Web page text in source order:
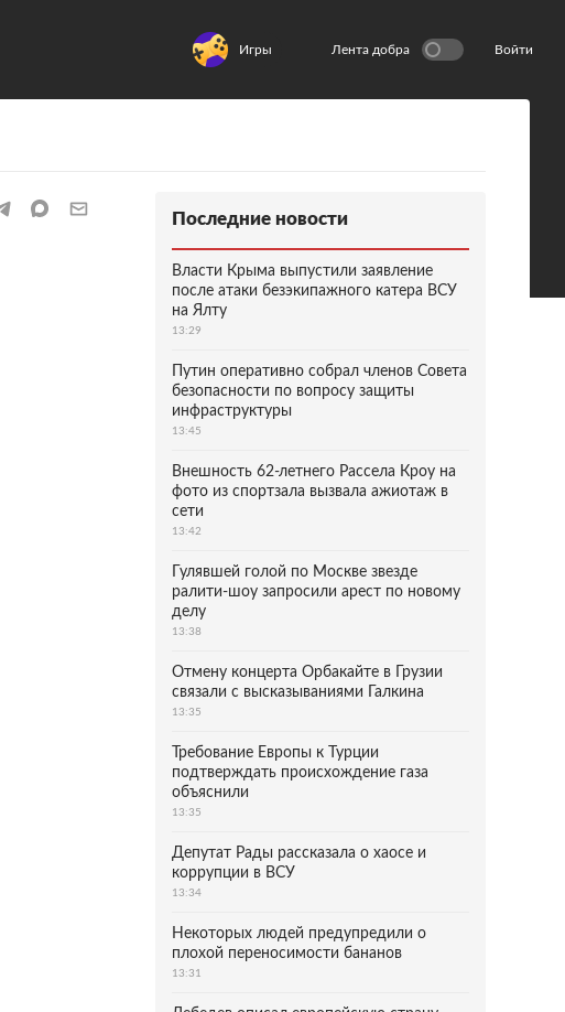
Игры Лента добра Войти
Последние новости
Власти Крыма выпустили заявление
после атаки безэкипажного катера ВСУ
на Ялту
13:29
Путин оперативно собрал членов Совета
безопасности по вопросу защиты
инфраструктуры
13:45
Внешность 62-летнего Рассела Кроу на
фото из спортзала вызвала ажиотаж в
сети
13:42
Гулявшей голой по Москве звезде
ралити-шоу запросили арест по новому
делу
13:38
Отмену концерта Орбакайте в Грузии
связали с высказываниями Галкина
13:35
Требование Европы к Турции
подтверждать происхождение газа
объяснили
13:35
Депутат Рады рассказала о хаосе и
коррупции в ВСУ
13:34
Некоторых людей предупредили о
плохой переносимости бананов
13:31